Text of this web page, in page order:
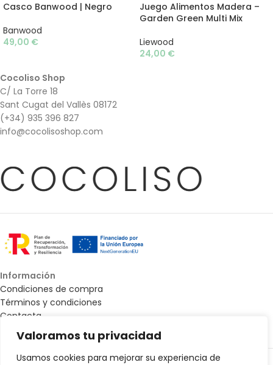
Valoramos tu privacidad
Usamos cookies para mejorar su experiencia de
Casco Banwood | Negro
Banwood
49,00 €
Juego Alimentos Madera –
Garden Green Multi Mix
Liewood
24,00 €
Cocoliso Shop
C/ La Torre 18
Sant Cugat del Vallès 08172
(+34) 935 396 827
info@cocolisoshop.com
Información
Condiciones de compra
Términos y condiciones
Contacta
Mapa web - Accesibilidad
Todos los derechos © 2025 Cocoliso Shop |Diseño Web de La